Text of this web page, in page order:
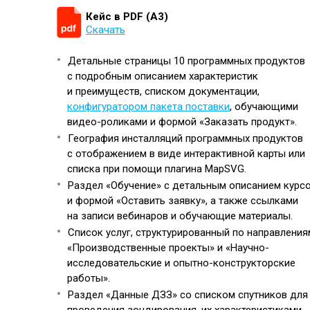
Кейс в PDF (А3)
Скачать
Детальные страницы 10 программных продуктов
с подробным описанием характеристик
и преимуществ, списком документации,
конфигуратором пакета поставки, обучающими
видео-роликами и формой «Заказать продукт».
География инсталляций программных продуктов
с отображением в виде интерактивной карты или
списка при помощи плагина MapSVG.
Раздел «Обучение» с детальным описанием
и формой «Оставить заявку», а также ссылками
на записи вебинаров и обучающие материалы.
Список услуг, структурированный по
«Производственные проекты» и «Научно-
исследовательские и опытно-конструкторские
работы».
Раздел «Данные ДЗЗ» со списком спутников для